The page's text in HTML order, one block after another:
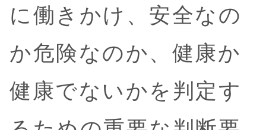
に働きかけ、安全なの
か危険なのか、健康か
健康でないかを判定す